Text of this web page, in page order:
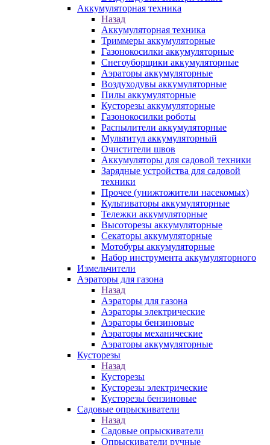
Аккумуляторная техника
Назад
Аккумуляторная техника
Триммеры аккумуляторные
Газонокосилки аккумуляторные
Снегоуборщики аккумуляторные
Аэраторы аккумуляторные
Воздуходувы аккумуляторные
Пилы аккумуляторные
Кусторезы аккумуляторные
Газонокосилки роботы
Распылители аккумуляторные
Мультитул аккумуляторный
Очистители швов
Аккумуляторы для садовой техники
Зарядные устройства для садовой
техники
Прочее (унижтожители насекомых)
Культиваторы аккумуляторные
Тележки аккумуляторные
Высоторезы аккумуляторные
Секаторы аккумуляторные
Мотобуры аккумуляторные
Набор инструмента аккумуляторного
Измельчители
Аэраторы для газона
Назад
Аэраторы для газона
Аэраторы электрические
Аэраторы бензиновые
Аэраторы механические
Аэраторы аккумуляторные
Кусторезы
Назад
Кусторезы
Кусторезы электрические
Кусторезы бензиновые
Садовые опрыскиватели
Назад
Садовые опрыскиватели
Опрыскиватели ручные